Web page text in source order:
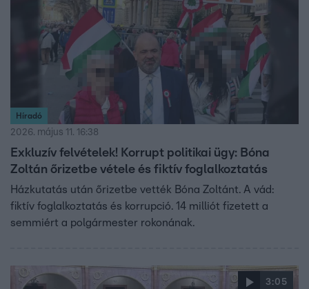
Híradó
2026. május 11. 16:38
Exkluzív felvételek! Korrupt politikai ügy: Bóna
Zoltán őrizetbe vétele és fiktív foglalkoztatás
Házkutatás után őrizetbe vették Bóna Zoltánt. A vád:
fiktív foglalkoztatás és korrupció. 14 milliót fizetett a
semmiért a polgármester rokonának.
3:05